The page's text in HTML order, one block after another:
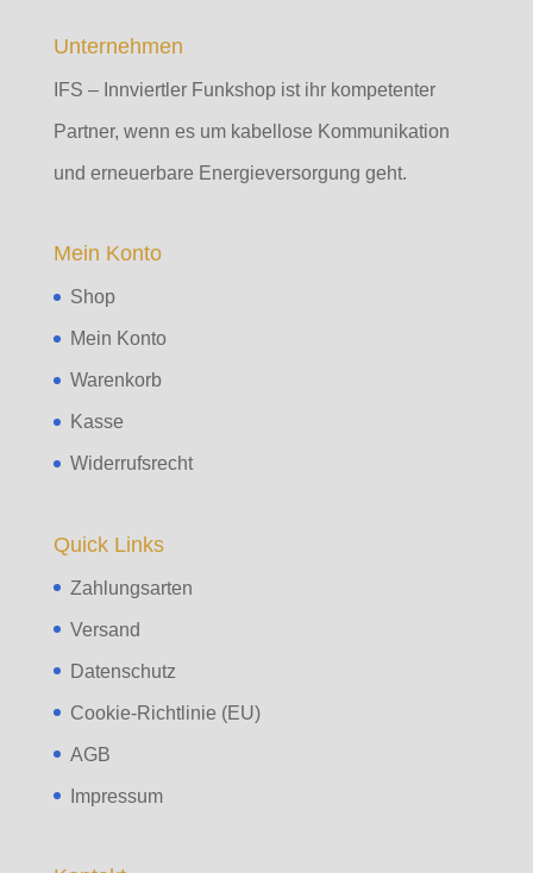
Unternehmen
IFS – Innviertler Funkshop ist ihr kompetenter
Partner, wenn es um kabellose Kommunikation
und erneuerbare Energieversorgung geht.
Mein Konto
Shop
Mein Konto
Warenkorb
Kasse
Widerrufsrecht
Quick Links
Zahlungsarten
Versand
Datenschutz
Cookie-Richtlinie (EU)
AGB
Impressum